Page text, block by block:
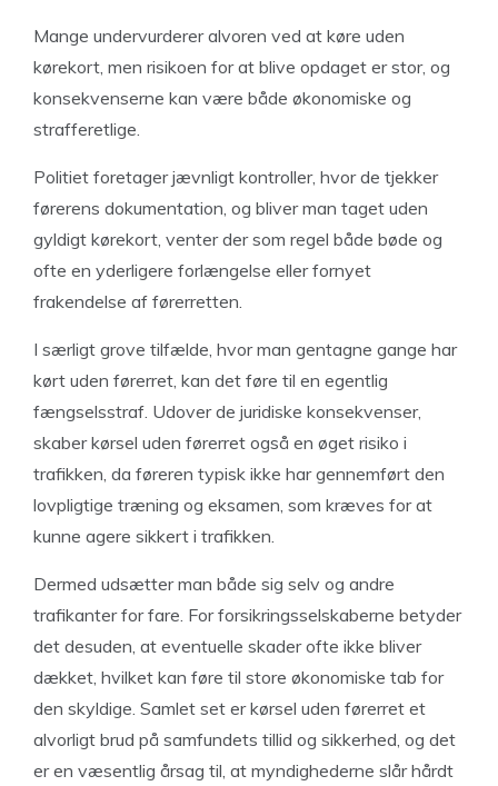
Mange undervurderer alvoren ved at køre uden
kørekort, men risikoen for at blive opdaget er stor, og
konsekvenserne kan være både økonomiske og
strafferetlige.
Politiet foretager jævnligt kontroller, hvor de tjekker
førerens dokumentation, og bliver man taget uden
gyldigt kørekort, venter der som regel både bøde og
ofte en yderligere forlængelse eller fornyet
frakendelse af førerretten.
I særligt grove tilfælde, hvor man gentagne gange har
kørt uden førerret, kan det føre til en egentlig
fængselsstraf. Udover de juridiske konsekvenser,
skaber kørsel uden førerret også en øget risiko i
trafikken, da føreren typisk ikke har gennemført den
lovpligtige træning og eksamen, som kræves for at
kunne agere sikkert i trafikken.
Dermed udsætter man både sig selv og andre
trafikanter for fare. For forsikringsselskaberne betyder
det desuden, at eventuelle skader ofte ikke bliver
dækket, hvilket kan føre til store økonomiske tab for
den skyldige. Samlet set er kørsel uden førerret et
alvorligt brud på samfundets tillid og sikkerhed, og det
er en væsentlig årsag til, at myndighederne slår hårdt